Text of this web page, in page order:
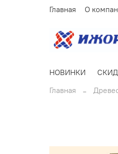
Главная О
НОВИНКИ
Главная